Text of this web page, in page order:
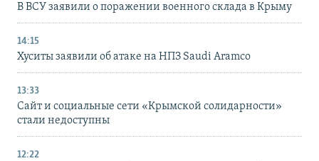
В ВСУ заявили о поражении военного склада в Крыму
14:15
Хуситы заявили об атаке на НПЗ Saudi Aramco
13:33
Сайт и социальные сети «Крымской солидарности»
стали недоступны
12:22